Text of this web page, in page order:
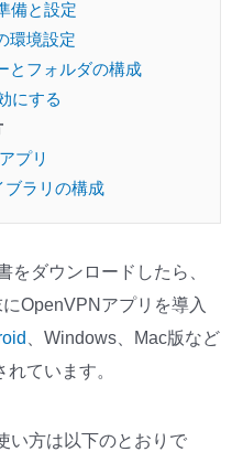
備と設定
環境設定
とフォルダの構成
にする
プリ
ブラリの構成
ダウンロードしたら、
OpenVPNアプリを導入
、Windows、Mac版など
ています。
い方は以下のとおりで